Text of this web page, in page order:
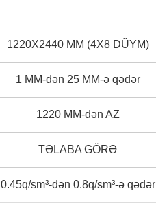
1220X2440 MM (4X8 DÜYM)
1 MM-dən 25 MM-ə qədər
1220 MM-dən AZ
TƏLABA GÖRƏ
0.45q/sm³-dən 0.8q/sm³-ə qədər